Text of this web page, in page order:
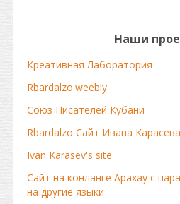
Наши
Креативная Лаборатория
Rbardalzo.weebly
Союз Писателей Кубани
Rbardalzo Сайт Ивана Карасева
Ivan Karasev's site
Сайт на конланге Арахау с
на другие языки